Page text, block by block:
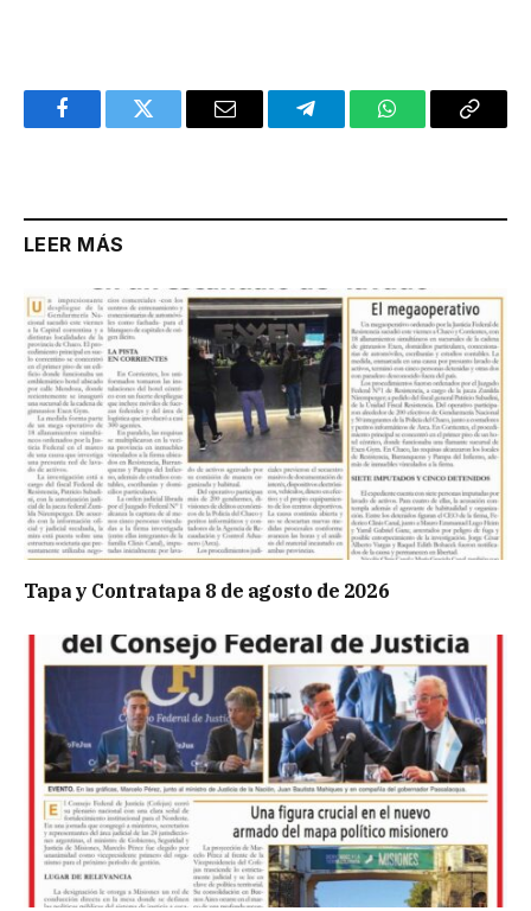
FacebookTwitter Email TelegramWhatsAppCopy
LEER MÁS
Tapa y Contratapa 8 de agosto de 2026